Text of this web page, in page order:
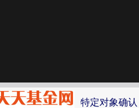
特定对象确认